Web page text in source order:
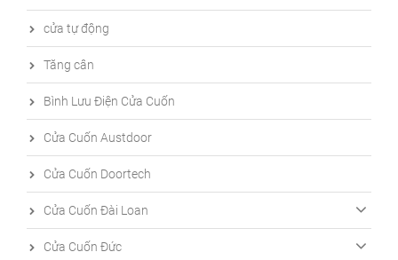
cửa tự động
Tăng cân
Bình Lưu Điện Cửa Cuốn
Cửa Cuốn Austdoor
Cửa Cuốn Doortech
Cửa Cuốn Đài Loan
Cửa Cuốn Đức